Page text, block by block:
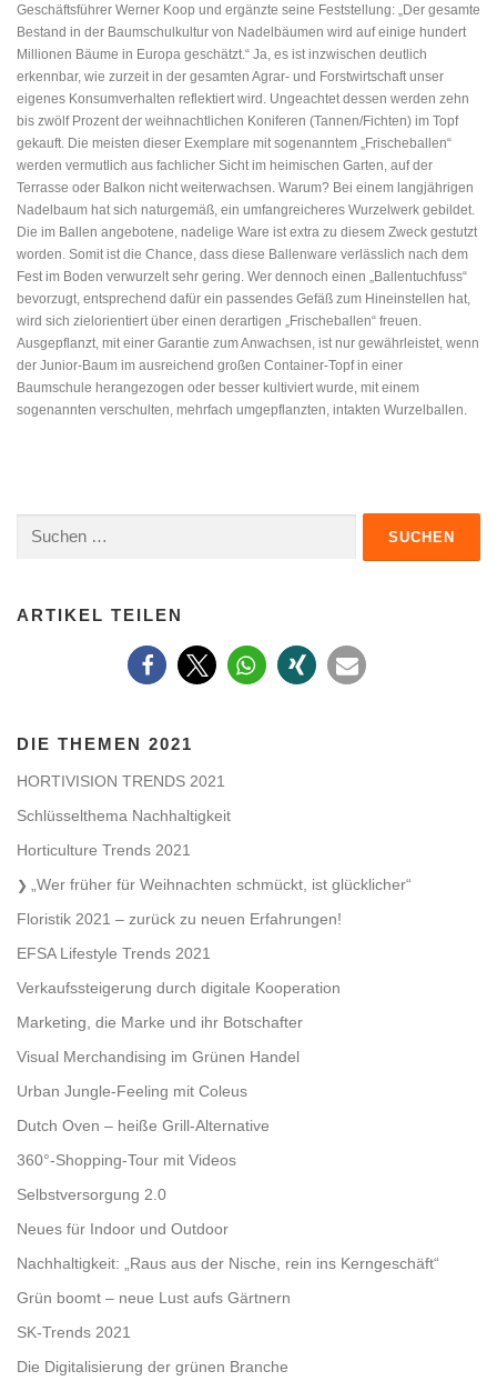
Geschäftsführer Werner Koop und ergänzte seine Feststellung: „Der gesamte
Bestand in der Baumschulkultur von Nadelbäumen wird auf einige hundert
Millionen Bäume in Europa geschätzt.“ Ja, es ist inzwischen deutlich
erkennbar, wie zurzeit in der gesamten Agrar- und Forstwirtschaft unser
eigenes Konsumverhalten reflektiert wird. Ungeachtet dessen werden zehn
bis zwölf Prozent der weihnachtlichen Koniferen (Tannen/Fichten) im Topf
gekauft. Die meisten dieser Exemplare mit sogenanntem „Frischeballen“
werden vermutlich aus fachlicher Sicht im heimischen Garten, auf der
Terrasse oder Balkon nicht weiterwachsen. Warum? Bei einem langjährigen
Nadelbaum hat sich naturgemäß, ein umfangreicheres Wurzelwerk gebildet.
Die im Ballen angebotene, nadelige Ware ist extra zu diesem Zweck gestutzt
worden. Somit ist die Chance, dass diese Ballenware verlässlich nach dem
Fest im Boden verwurzelt sehr gering. Wer dennoch einen „Ballentuchfuss“
bevorzugt, entsprechend dafür ein passendes Gefäß zum Hineinstellen hat,
wird sich zielorientiert über einen derartigen „Frischeballen“ freuen.
Ausgepflanzt, mit einer Garantie zum Anwachsen, ist nur gewährleistet, wenn
der Junior-Baum im ausreichend großen Container-Topf in einer
Baumschule herangezogen oder besser kultiviert wurde, mit einem
sogenannten verschulten, mehrfach umgepflanzten, intakten Wurzelballen.
nach:
ARTIKEL TEILEN
DIE THEMEN 2021
HORTIVISION TRENDS 2021
Schlüsselthema Nachhaltigkeit
Horticulture Trends 2021
„Wer früher für Weihnachten schmückt, ist glücklicher“
Floristik 2021 – zurück zu neuen Erfahrungen!
EFSA Lifestyle Trends 2021
Verkaufssteigerung durch digitale Kooperation
Marketing, die Marke und ihr Botschafter
Visual Merchandising im Grünen Handel
Urban Jungle-Feeling mit Coleus
Dutch Oven – heiße Grill-Alternative
360°-Shopping-Tour mit Videos
Selbstversorgung 2.0
Neues für Indoor und Outdoor
Nachhaltigkeit: „Raus aus der Nische, rein ins Kerngeschäft“
Grün boomt – neue Lust aufs Gärtnern
SK-Trends 2021
Die Digitalisierung der grünen Branche